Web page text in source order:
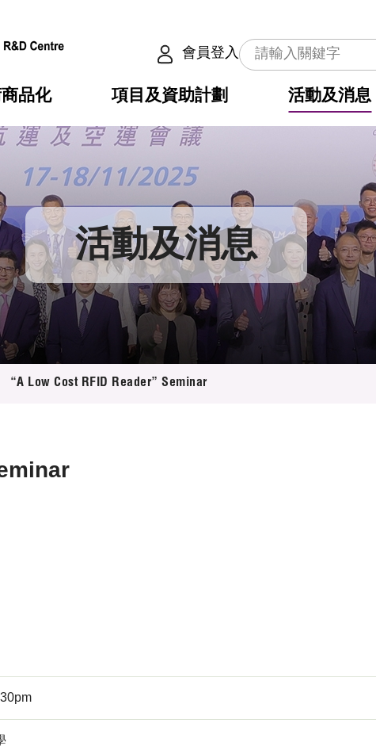
會員登入
品化
技術
服務之創新技術
項目及資助計劃
目計劃書
活動及消息
活動及消息
“A Low Cost RFID Reader” Seminar